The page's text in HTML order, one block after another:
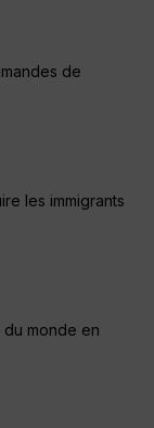
de
les immigrants
du monde en